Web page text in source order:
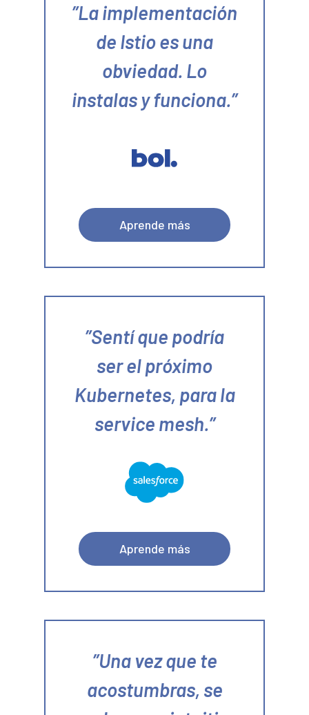
La implementación
de Istio es una
obviedad. Lo
instalas y funciona.
Aprende más
Sentí que podría
ser el próximo
Kubernetes, para la
service mesh.
Aprende más
Una vez que te
acostumbras, se